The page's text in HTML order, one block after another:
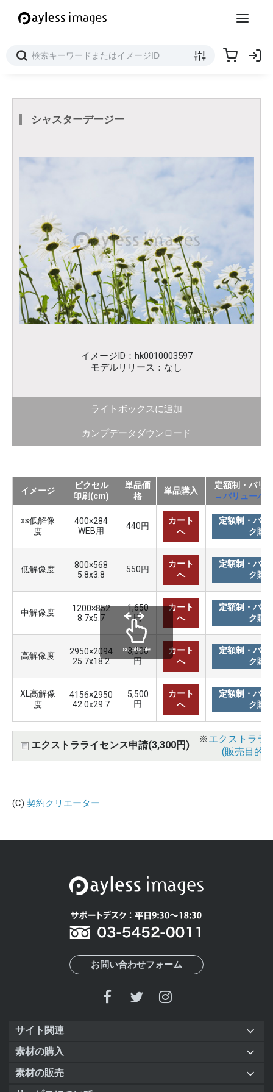
シャスターデージー
イメージID：hk0010003597
モデルリリース：なし
ライトボックスに追加
カンプデータダウンロード
イメージ
ピクセル
印刷(cm)
単品価
格
単品購入
定額制・バリ
→バリューパ
xs低解像
度
400×284
WEB用
440円
カート
へ
定額制・バリ
ク購
低解像度
800×568
5.8x3.8
550円
カート
へ
定額制・バリ
ク購
中解像度
1200×852
8.7x5.7
1,650
円
カート
へ
定額制・バリ
ク購
高解像度
2950×2094
25.7x18.2
3,300
円
カート
へ
定額制・バリ
ク購
XL高解像
度
4156×2950
42.0x29.7
5,500
円
カート
へ
定額制・バリ
ク購
エクストラライセンス申請(3,300円)
※エクストララ
(販売目的
scrollable
(C) 契約クリエーター
お問い合わせフォーム
サイト関連
素材の購入
素材の販売